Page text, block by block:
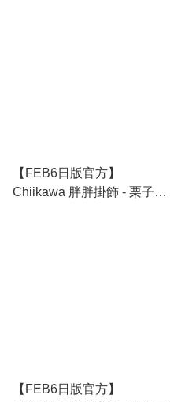
【FEB6日版官方】
Chiikawa 胖胖掛飾 - 栗子饅
【FEB6日版官方】